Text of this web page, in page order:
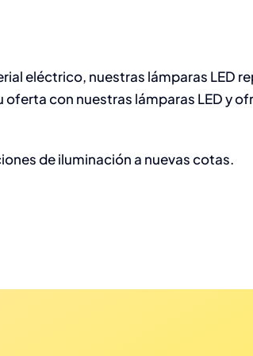
eléctrico, nuestras lámparas LED
con nuestras lámparas LED y
de iluminación a nuevas cotas.